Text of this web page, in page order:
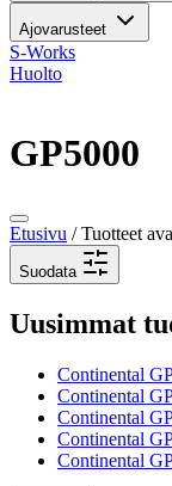
Ajovarusteet
S-Works
Huolto
GP5000
Etusivu / Tuotteet
Suodata
Uusimmat
Continental
Continental
Continental
Continental
Continental